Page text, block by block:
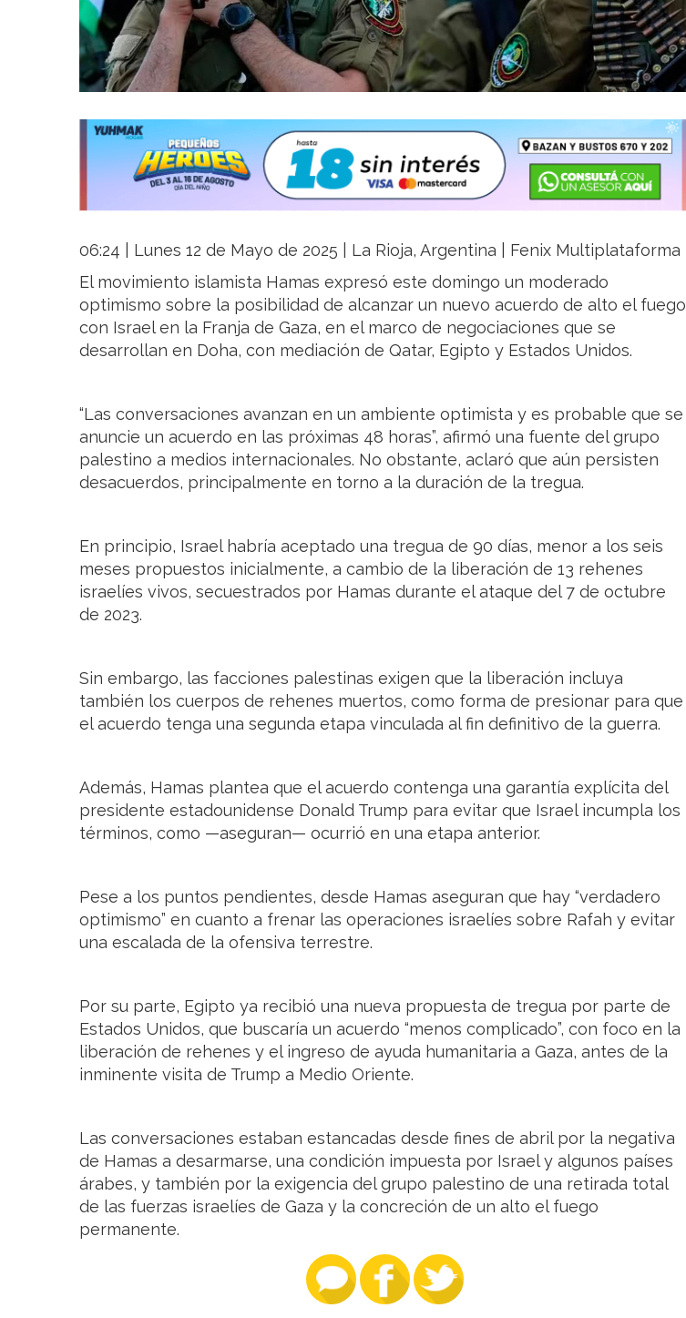
06:24 | Lunes 12 de Mayo de 2025 | La Rioja, Argentina | Fenix Multiplataforma
El movimiento islamista Hamas expresó este domingo un moderado
optimismo sobre la posibilidad de alcanzar un nuevo acuerdo de alto el fuego
con Israel en la Franja de Gaza, en el marco de negociaciones que se
desarrollan en Doha, con mediación de Qatar, Egipto y Estados Unidos.
“Las conversaciones avanzan en un ambiente optimista y es probable que se
anuncie un acuerdo en las próximas 48 horas”, afirmó una fuente del grupo
palestino a medios internacionales. No obstante, aclaró que aún persisten
desacuerdos, principalmente en torno a la duración de la tregua.
En principio, Israel habría aceptado una tregua de 90 días, menor a los seis
meses propuestos inicialmente, a cambio de la liberación de 13 rehenes
israelíes vivos, secuestrados por Hamas durante el ataque del 7 de octubre
de 2023.
Sin embargo, las facciones palestinas exigen que la liberación incluya
también los cuerpos de rehenes muertos, como forma de presionar para que
el acuerdo tenga una segunda etapa vinculada al fin definitivo de la guerra.
Además, Hamas plantea que el acuerdo contenga una garantía explícita del
presidente estadounidense Donald Trump para evitar que Israel incumpla los
términos, como —aseguran— ocurrió en una etapa anterior.
Pese a los puntos pendientes, desde Hamas aseguran que hay “verdadero
optimismo” en cuanto a frenar las operaciones israelíes sobre Rafah y evitar
una escalada de la ofensiva terrestre.
Por su parte, Egipto ya recibió una nueva propuesta de tregua por parte de
Estados Unidos, que buscaría un acuerdo “menos complicado”, con foco en la
liberación de rehenes y el ingreso de ayuda humanitaria a Gaza, antes de la
inminente visita de Trump a Medio Oriente.
Las conversaciones estaban estancadas desde fines de abril por la negativa
de Hamas a desarmarse, una condición impuesta por Israel y algunos países
árabes, y también por la exigencia del grupo palestino de una retirada total
de las fuerzas israelíes de Gaza y la concreción de un alto el fuego
permanente.